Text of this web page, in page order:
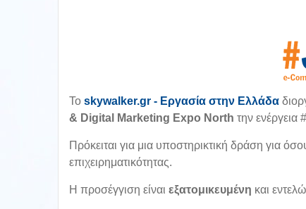
To skywalker.gr - Εργασία στην Ελλάδα
& Digital Marketing Expo North την ενέργεια #
Πρόκειται για μια υποστηρικτική δράση για
επιχειρηματικότητας.
Η προσέγγιση είναι εξατομικευμένη και